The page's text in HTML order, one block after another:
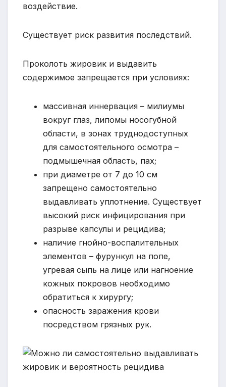
воздействие.
Существует риск развития последствий.
Проколоть жировик и выдавить
содержимое запрещается при условиях:
массивная иннервация – милиумы
вокруг глаз, липомы носогубной
области, в зонах труднодоступных
для самостоятельного осмотра –
подмышечная область, пах;
при диаметре от 7 до 10 см
запрещено самостоятельно
выдавливать уплотнение. Существует
высокий риск инфицирования при
разрыве капсулы и рецидива;
наличие гнойно-воспалительных
элементов – фурункул на попе,
угревая сыпь на лице или нагноение
кожных покровов необходимо
обратиться к хирургу;
опасность заражения крови
посредством грязных рук.